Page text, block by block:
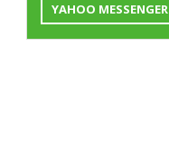
YAHOO MESSENGER